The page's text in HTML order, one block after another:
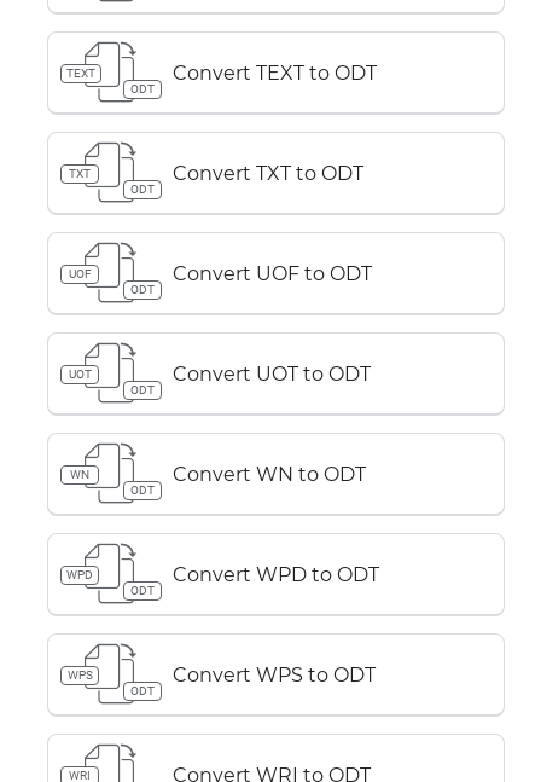
TEXT
ODT
Convert TEXT to ODT
TXT
ODT
Convert TXT to ODT
UOF
ODT
Convert UOF to ODT
UOT
ODT
Convert UOT to ODT
WN
ODT
Convert WN to ODT
WPD
ODT
Convert WPD to ODT
WPS
ODT
Convert WPS to ODT
WRI
Convert WRI to ODT